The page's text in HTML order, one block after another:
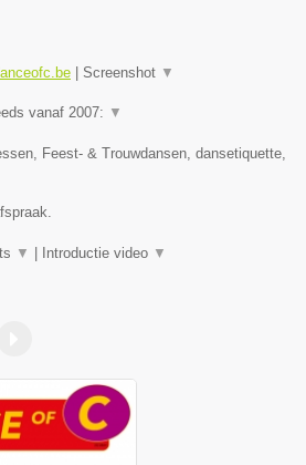
| Screenshot ▼
vanaf 2007: ▼
Feest- & Trouwdansen, dansetiquette,
▼ | Introductie video ▼